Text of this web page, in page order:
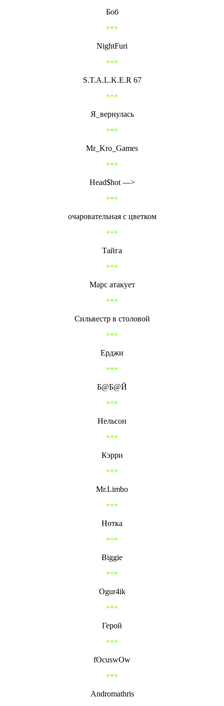
Боб
***
NightFuri
***
S.T.A.L.K.E.R 67
***
Я_вернулась
***
Mr_Kro_Games
***
Head$hot —>
***
очаровательная с цветком
***
Тайга
***
Марс атакует
***
Сильвестр в столовой
***
Ерджи
***
Б@Б@Й
***
Нельсон
***
Кэрри
***
Mr.Limbo
***
Нотка
***
Biggie
***
Ogur4ik
***
Герой
***
fOcuswOw
***
Andromathris